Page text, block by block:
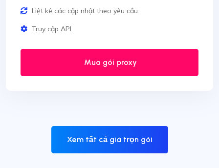
Liệt kê các cập nhật theo yêu cầu
Truy cập API
Mua gói proxy
Xem tất cả giá trọn gói